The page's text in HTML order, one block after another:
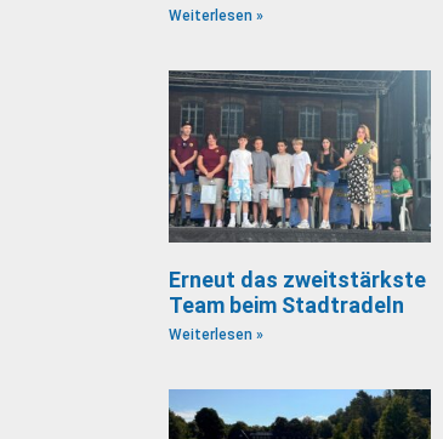
Weiterlesen »
Erneut das zweitstärkste
Team beim Stadtradeln
Weiterlesen »